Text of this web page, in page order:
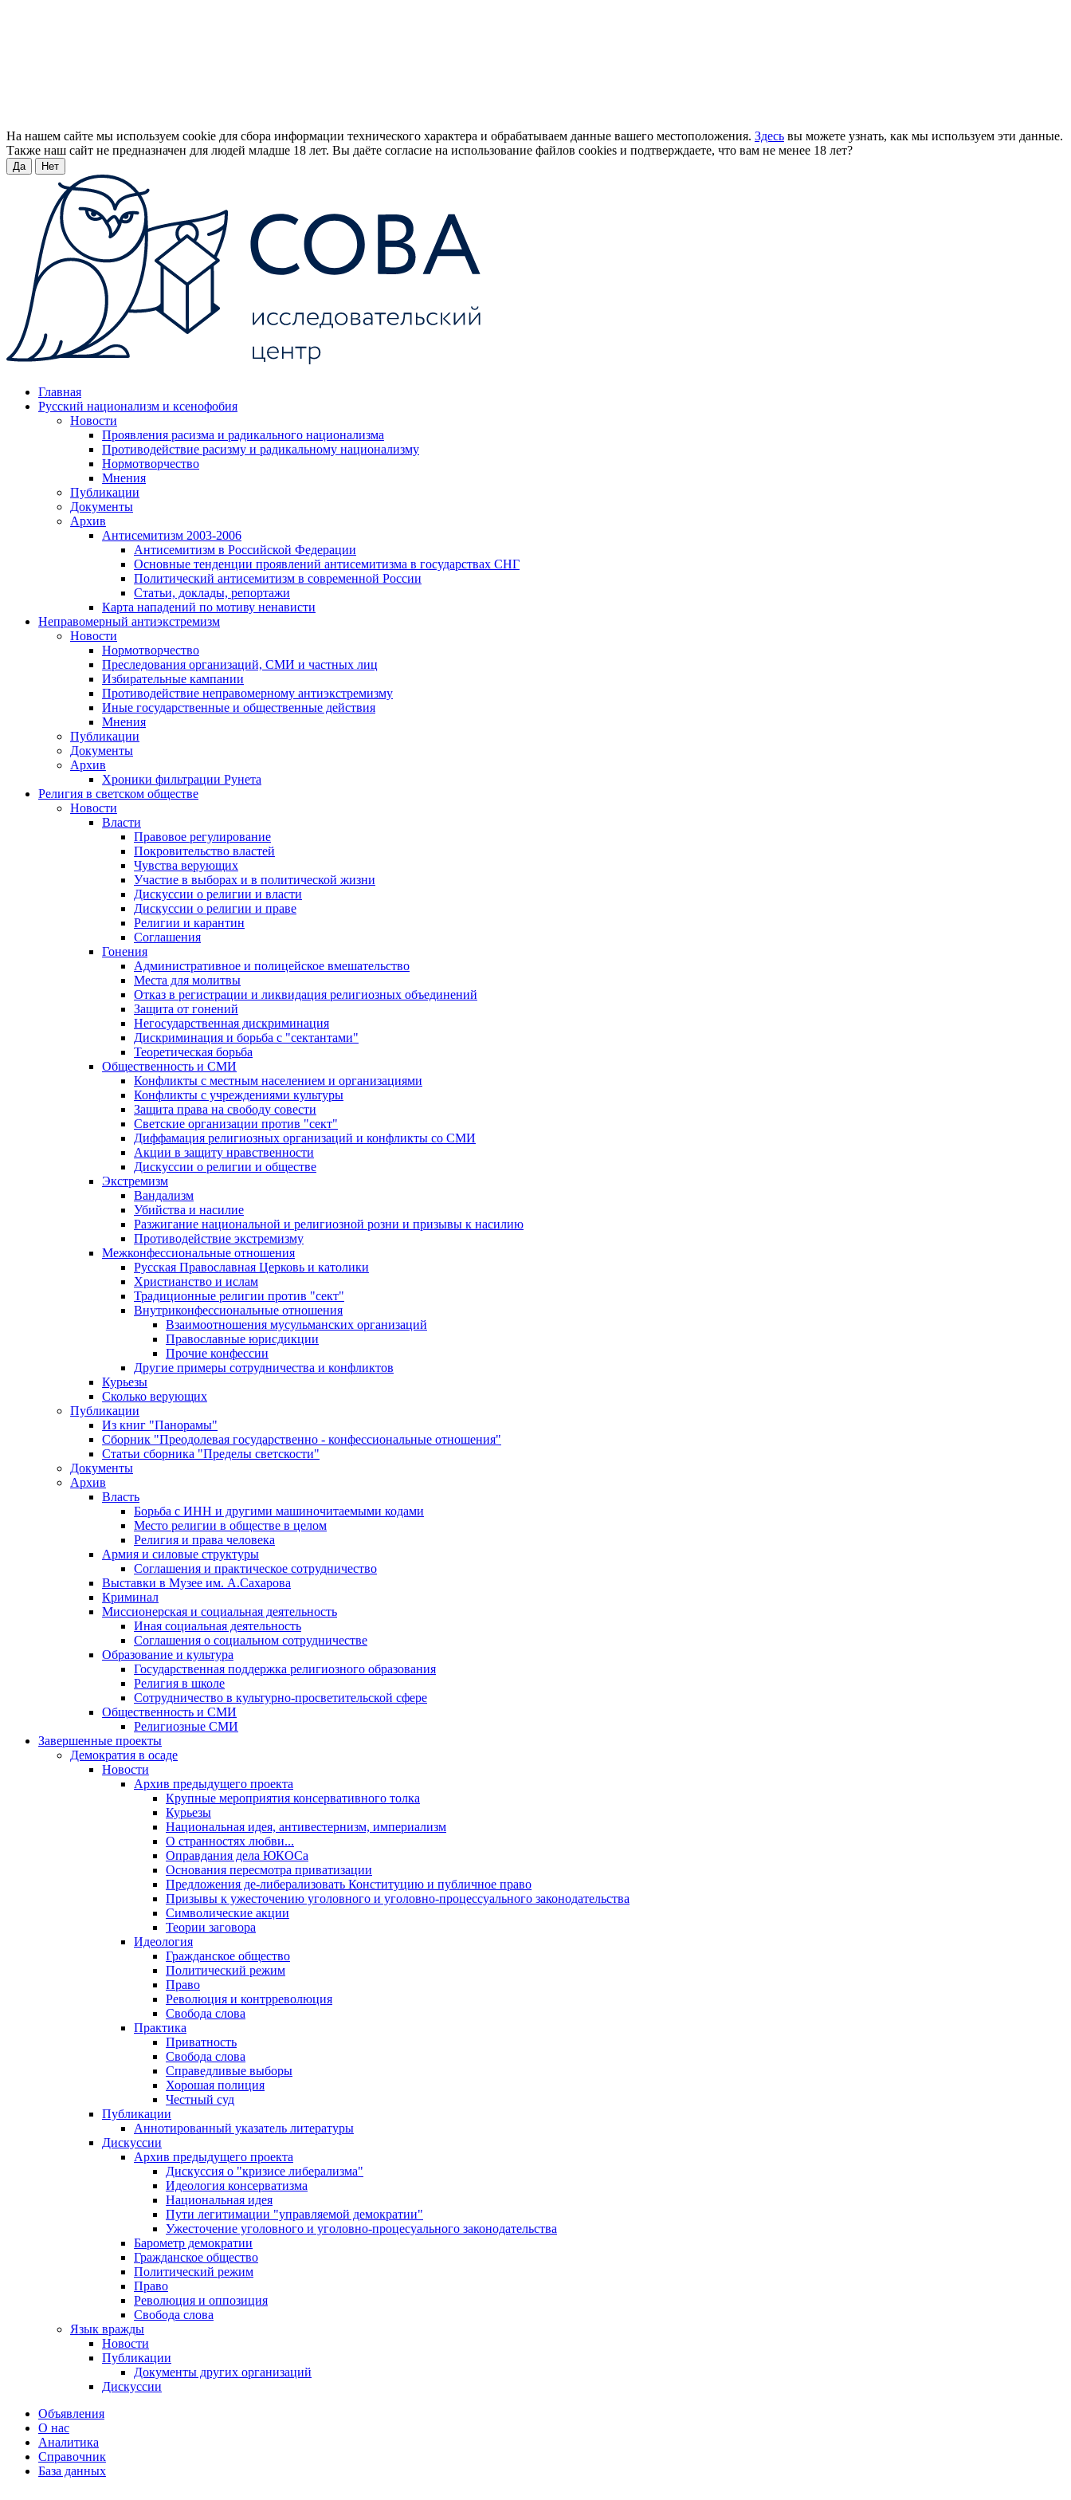
На нашем сайте мы используем cookie для сбора информации технического характера и обрабатываем данные вашего местоположения. Здесь вы можете узнать, как мы используем эти данные.
Также наш сайт не предназначен для людей младше 18 лет. Вы даёте согласие на использование файлов cookies и подтверждаете, что вам не менее 18 лет?
Да Нет
Главная
Русский национализм и ксенофобия
Новости
Проявления расизма и радикального национализма
Противодействие расизму и радикальному национализму
Нормотворчество
Мнения
Публикации
Документы
Архив
Антисемитизм 2003-2006
Антисемитизм в Российской Федерации
Основные тенденции проявлений антисемитизма в государствах СНГ
Политический антисемитизм в современной России
Статьи, доклады, репортажи
Карта нападений по мотиву ненависти
Неправомерный антиэкстремизм
Новости
Нормотворчество
Преследования организаций, СМИ и частных лиц
Избирательные кампании
Противодействие неправомерному антиэкстремизму
Иные государственные и общественные действия
Мнения
Публикации
Документы
Архив
Хроники фильтрации Рунета
Религия в светском обществе
Новости
Власти
Правовое регулирование
Покровительство властей
Чувства верующих
Участие в выборах и в политической жизни
Дискуссии о религии и власти
Дискуссии о религии и праве
Религии и карантин
Соглашения
Гонения
Административное и полицейское вмешательство
Места для молитвы
Отказ в регистрации и ликвидация религиозных объединений
Защита от гонений
Негосударственная дискриминация
Дискриминация и борьба с "сектантами"
Теоретическая борьба
Общественность и СМИ
Конфликты с местным населением и организациями
Конфликты с учреждениями культуры
Защита права на свободу совести
Светские организации против "сект"
Диффамация религиозных организаций и конфликты со СМИ
Акции в защиту нравственности
Дискуссии о религии и обществе
Экстремизм
Вандализм
Убийства и насилие
Разжигание национальной и религиозной розни и призывы к насилию
Противодействие экстремизму
Межконфессиональные отношения
Русская Православная Церковь и католики
Христианство и ислам
Традиционные религии против "сект"
Внутриконфессиональные отношения
Взаимоотношения мусульманских организаций
Православные юрисдикции
Прочие конфессии
Другие примеры сотрудничества и конфликтов
Курьезы
Сколько верующих
Публикации
Из книг "Панорамы"
Сборник "Преодолевая государственно - конфессиональные отношения"
Статьи сборника "Пределы светскости"
Документы
Архив
Власть
Борьба с ИНН и другими машиночитаемыми кодами
Место религии в обществе в целом
Религия и права человека
Армия и силовые структуры
Соглашения и практическое сотрудничество
Выставки в Музее им. А.Сахарова
Криминал
Миссионерская и социальная деятельность
Иная социальная деятельность
Соглашения о социальном сотрудничестве
Образование и культура
Государственная поддержка религиозного образования
Религия в школе
Сотрудничество в культурно-просветительской сфере
Общественность и СМИ
Религиозные СМИ
Завершенные проекты
Демократия в осаде
Новости
Архив предыдущего проекта
Крупные мероприятия консервативного толка
Курьезы
Национальная идея, антивестернизм, империализм
О странностях любви...
Оправдания дела ЮКОСа
Основания пересмотра приватизации
Предложения де-либерализовать Конституцию и публичное право
Призывы к ужесточению уголовного и уголовно-процессуального законодательства
Символические акции
Теории заговора
Идеология
Гражданское общество
Политический режим
Право
Революция и контрреволюция
Свобода слова
Практика
Приватность
Свобода слова
Справедливые выборы
Хорошая полиция
Честный суд
Публикации
Аннотированный указатель литературы
Дискуссии
Архив предыдущего проекта
Дискуссия о "кризисе либерализма"
Идеология консерватизма
Национальная идея
Пути легитимации "управляемой демократии"
Ужесточение уголовного и уголовно-процесуального законодательства
Барометр демократии
Гражданское общество
Политический режим
Право
Революция и оппозиция
Свобода слова
Язык вражды
Новости
Публикации
Документы других организаций
Дискуссии
Объявления
О нас
Аналитика
Справочник
База данных